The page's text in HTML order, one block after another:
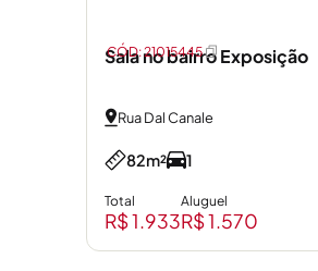
Sala no bairro Exposição
Rua Dal Canale
82m² 1
Total
R$ 1.933
Aluguel
R$ 1.570
CÓD: 21015445